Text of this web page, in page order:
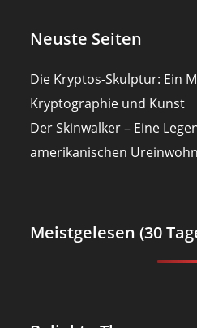
Neuste Seiten
Die Kryptos-Skulptur: Ein
Kryptographie und Kunst
Der Skinwalker – Eine
amerikanischen
Meistgelesen (30